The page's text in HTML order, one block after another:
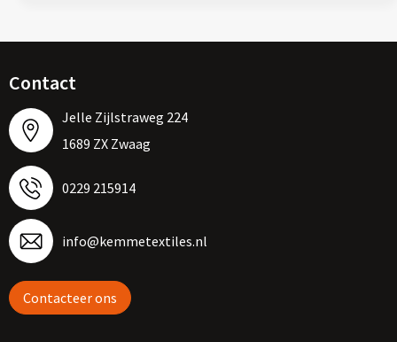
Contact
Jelle Zijlstraweg 224
1689 ZX Zwaag
0229 215914
info@kemmetextiles.nl
Contacteer ons